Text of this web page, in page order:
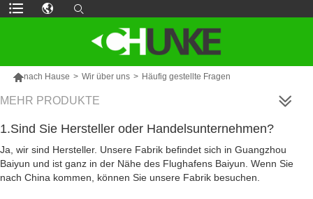
nach Hause > Wir über uns > Häufig gestellte Fragen
MEHR PRODUKTE
1.Sind Sie Hersteller oder Handelsunternehmen?
Ja, wir sind Hersteller. Unsere Fabrik befindet sich in Guangzhou
Baiyun und ist ganz in der Nähe des Flughafens Baiyun. Wenn Sie
nach China kommen, können Sie unsere Fabrik besuchen.